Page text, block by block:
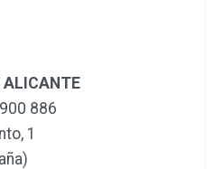
ALICANTE
886
1